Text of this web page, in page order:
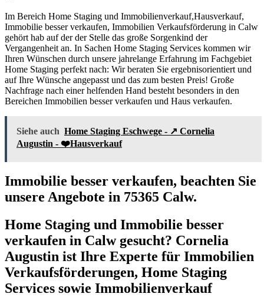
Im Bereich Home Staging und Immobilienverkauf,Hausverkauf,
Immobilie besser verkaufen, Immobilien Verkaufsförderung in Calw
gehört hab auf der der Stelle das große Sorgenkind der
Vergangenheit an. In Sachen Home Staging Services kommen wir
Ihren Wünschen durch unsere jahrelange Erfahrung im Fachgebiet
Home Staging perfekt nach: Wir beraten Sie ergebnisorientiert und
auf Ihre Wünsche angepasst und das zum besten Preis! Große
Nachfrage nach einer helfenden Hand besteht besonders in den
Bereichen Immobilien besser verkaufen und Haus verkaufen.
Siehe auch Home Staging Eschwege - ↗️ Cornelia
Augustin - ❤️Hausverkauf
Immobilie besser verkaufen, beachten Sie
unsere Angebote in 75365 Calw.
Home Staging und Immobilie besser
verkaufen in Calw gesucht? Cornelia
Augustin ist Ihre Experte für Immobilien
Verkaufsförderungen, Home Staging
Services sowie Immobilienverkauf